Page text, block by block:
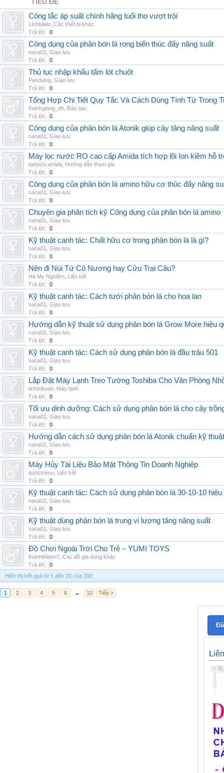
Công tắc áp suất chính hãng tuổi thọ vượt trội
Linhbilalo Các thiết bị khác
Trả lời:
0
Công dụng của phân bón lá rong biển thúc đẩy năng suất
nana01
Giao lưu
Trả lời:
0
Thủ tục nhập khẩu tấm lót chuột
Pandalog Giao lưu
Trả lời:
0
Tổng Hợp Chi Tiết Quy Tắc Và Cách Dùng Tính Từ Trong
thanhgiang_dh Đào tạo
Trả lời:
0
Công dụng của phân bón lá Atonik giúp cây tăng năng suất
nana01
Giao lưu
Trả lời:
0
Máy lọc nước RO cao cấp Amida tích hợp lõi Ion kiềm hỗ
tadashi.amida Hướng dẫn tham gia
Trả lời:
0
Công dụng của phân bón lá amino hữu cơ thúc đẩy năng
nana01
Giao lưu
Trả lời:
0
Chuyên gia phân tích kỹ Công dụng của phân bón lá amino
nana01
Giao lưu
Trả lời:
0
Kỹ thuật canh tác: Chất hữu cơ trong phân bón lá là gì?
nana01
Giao lưu
Trả lời:
0
Nên đi Núi Tứ Cô Nương hay Cửu Trại Câu?
Hà My Nghiêm Liên kết
Trả lời:
0
Kỹ thuật canh tác: Cách tưới phân bón lá cho hoa lan
nana01
Giao lưu
Trả lời:
0
Hướng dẫn kỹ thuật sử dụng phân bón lá Grow More hiệu
nana01
Giao lưu
Trả lời:
0
Kỹ thuật canh tác: Cách sử dụng phân bón lá đầu trâu 501
nana01
Giao lưu
Trả lời:
0
Lắp Đặt Máy Lạnh Treo Tường Toshiba Cho Văn Phòng
tinhtrieuan Máy lạnh
Trả lời:
0
Tối ưu dinh dưỡng: Cách sử dụng phân bón lá cho cây
nana01
Giao lưu
Trả lời:
0
Hướng dẫn cách sử dụng phân bón lá Atonik chuẩn kỹ thuật
nana01
Giao lưu
Trả lời:
0
Máy Hủy Tài Liệu Bảo Mật Thông Tin Doanh Nghiệp
quoctrieuu Liên kết
Trả lời:
0
Kỹ thuật canh tác: Cách sử dụng phân bón lá 30-10-10 hiệu
nana01
Giao lưu
Trả lời:
0
Kỹ thuật dùng phân bón lá trung vi lượng tăng năng suất
nana01
Giao lưu
Trả lời:
0
Đồ Chơi Ngoài Trời Cho Trẻ – YUMI TOYS
thanhthieen7 Các đồ gia dụng khác
Trả lời:
0
Hiển thị kết quả từ 1 đến 20 của 200
1 2 3 4 5 6 → 10 Tiếp >